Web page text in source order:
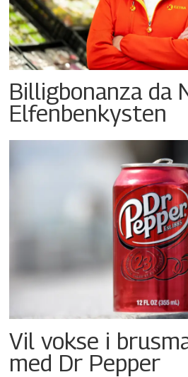
Billigbonanza da
Elfenbenkysten
Vil vokse i
med Dr Pepper